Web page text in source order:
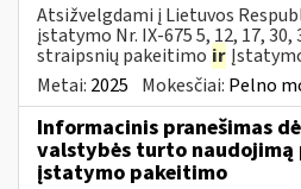
Atsižvelgdami į Lietuvos
įstatymo Nr. IX-675 5, 12, 17, 30,
straipsnių pakeitimo ir
Metai: 2025 Mokesčiai: Pelno
Informacinis pranešimas
valstybės turto naudojimą
įstatymo pakeitimo